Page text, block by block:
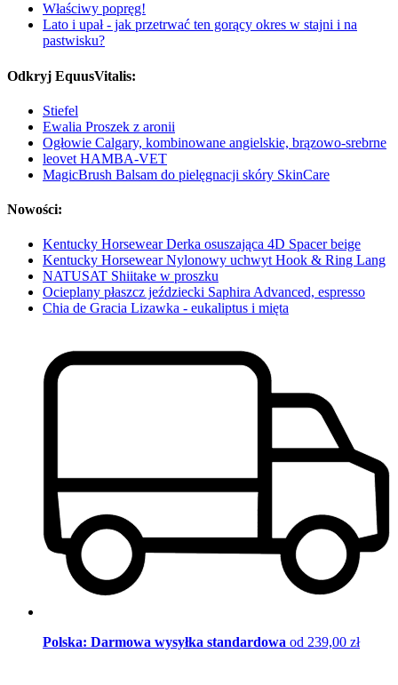
Właściwy popręg!
Lato i upał - jak przetrwać ten gorący okres w stajni i na
pastwisku?
Odkryj EquusVitalis:
Stiefel
Ewalia Proszek z aronii
Ogłowie Calgary, kombinowane angielskie, brązowo-srebrne
leovet HAMBA-VET
MagicBrush Balsam do pielęgnacji skóry SkinCare
Nowości:
Kentucky Horsewear Derka osuszająca 4D Spacer beige
Kentucky Horsewear Nylonowy uchwyt Hook & Ring Lang
NATUSAT Shiitake w proszku
Ocieplany płaszcz jeździecki Saphira Advanced, espresso
Chia de Gracia Lizawka - eukaliptus i mięta
Polska: Darmowa wysyłka standardowa od 239,00 zł